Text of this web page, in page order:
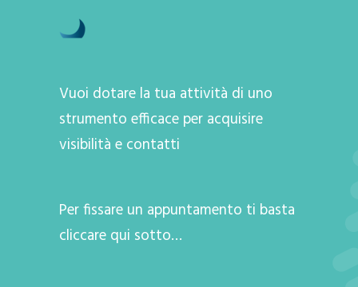
Vuoi dotare la tua attività di uno
strumento efficace per acquisire
visibilità e contatti
Per fissare un appuntamento ti basta
cliccare qui sotto…